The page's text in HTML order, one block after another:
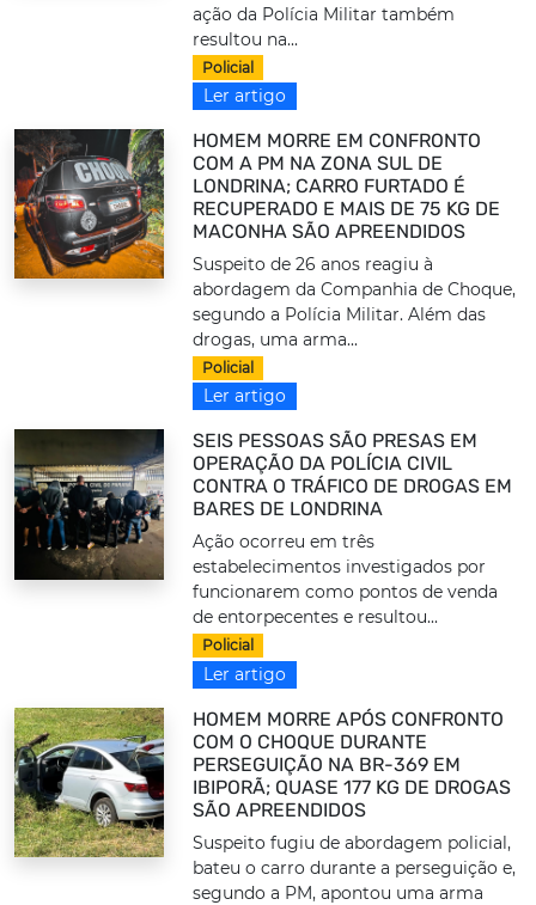
ação da Polícia Militar também
resultou na...
Policial
Ler artigo
HOMEM MORRE EM CONFRONTO
COM A PM NA ZONA SUL DE
LONDRINA; CARRO FURTADO É
RECUPERADO E MAIS DE 75 KG DE
MACONHA SÃO APREENDIDOS
Suspeito de 26 anos reagiu à
abordagem da Companhia de Choque,
segundo a Polícia Militar. Além das
drogas, uma arma...
Policial
Ler artigo
SEIS PESSOAS SÃO PRESAS EM
OPERAÇÃO DA POLÍCIA CIVIL
CONTRA O TRÁFICO DE DROGAS EM
BARES DE LONDRINA
Ação ocorreu em três
estabelecimentos investigados por
funcionarem como pontos de venda
de entorpecentes e resultou...
Policial
Ler artigo
HOMEM MORRE APÓS CONFRONTO
COM O CHOQUE DURANTE
PERSEGUIÇÃO NA BR-369 EM
IBIPORÃ; QUASE 177 KG DE DROGAS
SÃO APREENDIDOS
Suspeito fugiu de abordagem policial,
bateu o carro durante a perseguição e,
segundo a PM, apontou uma arma